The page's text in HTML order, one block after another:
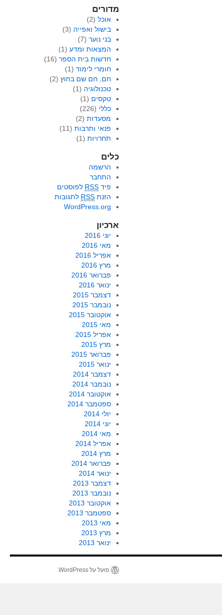
מדורים
אוכל(2)
בישול ואפייה (3)
בני נוער(7)
המצאות ומדע(1)
חדשות בית הספר(16)
חומרי לימוד(1)
חם, חם שם בחוץ(2)
טכנולוגיה (1)
טקסים (1)
כללי (226)
מסעדות(2)
פנאי ותרבות(11)
תחרויות(1)
כלים
הרשמה
התחבר
פיד RSS לפוסטים
הזנת RSS לתגובות
WordPress.org
ארכיון
יוני 2016
מאי 2016
אפריל 2016
מרץ 2016
פברואר 2016
ינואר 2016
דצמבר 2015
נובמבר 2015
אוקטובר 2015
מאי 2015
אפריל 2015
מרץ 2015
פברואר 2015
ינואר 2015
דצמבר 2014
נובמבר 2014
אוקטובר 2014
ספטמבר 2014
יולי 2014
יוני 2014
מאי 2014
אפריל 2014
מרץ 2014
פברואר 2014
ינואר 2014
דצמבר 2013
נובמבר 2013
אוקטובר 2013
ספטמבר 2013
מאי 2013
מרץ 2013
ינואר 2013
פועל על WordPress.